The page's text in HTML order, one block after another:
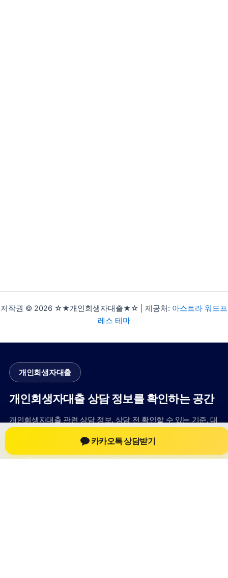
저작권 © 2026 ☆★개인회생자대출★☆ | 제공처: 아스트라 워드프
레스 테마
개인회생자대출
개인회생자대출 상담 정보를 확인하는 공간
개인회생자대출 관련 상담 정보, 상담 전 확인할 수 있는 기준, 대
있도록 구성했습니다. 본 사이트의 내용은 일반 정보 제공을 위
한 자료이며, 실제 가능 여부와 조건은 금융사 심사 및 상담을 통
카카오톡 상담받기